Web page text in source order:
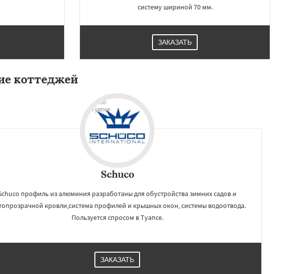
систему шириной 70 мм.
ЗАКАЗАТЬ
коттеджей
Schuco
профиль из алюминия разработаны для обустройства зимних садов и
кровли,система профилей и крышных окон, системы водоотвода.
Пользуется спросом в Туапсе.
ЗАКАЗАТЬ
×